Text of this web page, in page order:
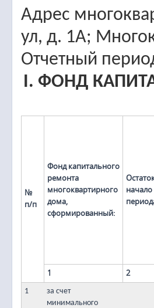
Адрес
ул, д. 1А;
Отчетный
I. ФОНД
№
п/п
Фонд капитального
ремонта
многоквартирного
дома,
сформированный:
начало
1 2
1
за счет
минимального